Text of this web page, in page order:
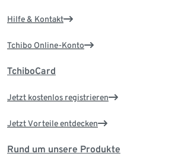
Hilfe & Kontakt
Tchibo Online-Konto
TchiboCard
Jetzt kostenlos registrieren
Jetzt Vorteile entdecken
Rund um unsere Produkte